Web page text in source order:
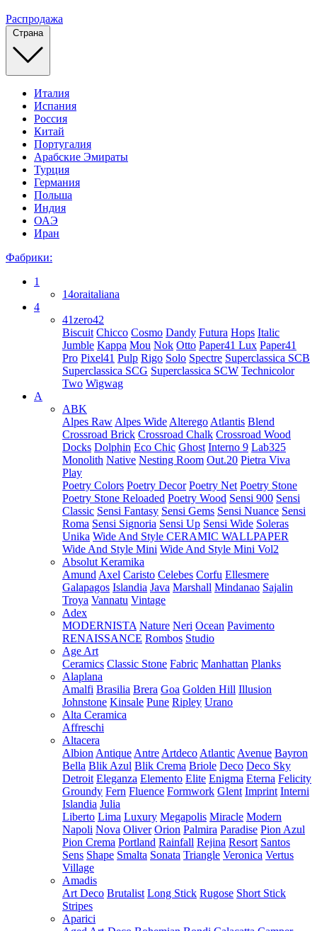
Распродажа
Страна
Италия
Испания
Россия
Китай
Португалия
Арабские Эмираты
Турция
Германия
Польша
Индия
ОАЭ
Иран
Фабрики:
1
14oraitaliana
4
41zero42
Biscuit Chicco Cosmo Dandy Futura Hops Italic
Jumble Kappa Mou Nok Otto Paper41 Lux Paper41
Pro Pixel41 Pulp Rigo Solo Spectre Superclassica SCB
Superclassica SCG Superclassica SCW Technicolor
Two Wigwag
A
ABK
Alpes Raw Alpes Wide Alterego Atlantis Blend
Crossroad Brick Crossroad Chalk Crossroad Wood
Docks Dolphin Eco Chic Ghost Interno 9 Lab325
Monolith Native Nesting Room Out.20 Pietra Viva
Play
Poetry Colors Poetry Decor Poetry Net Poetry Stone
Poetry Stone Reloaded Poetry Wood Sensi 900 Sensi
Classic Sensi Fantasy Sensi Gems Sensi Nuance Sensi
Roma Sensi Signoria Sensi Up Sensi Wide Soleras
Unika Wide And Style CERAMIC WALLPAPER
Wide And Style Mini Wide And Style Mini Vol2
Absolut Keramika
Amund Axel Caristo Celebes Corfu Ellesmere
Galapagos Islandia Java Marshall Mindanao Sajalin
Troya Vannatu Vintage
Adex
MODERNISTA Nature Neri Ocean Pavimento
RENAISSANCE Rombos Studio
Age Art
Ceramics Classic Stone Fabric Manhattan Planks
Alaplana
Amalfi Brasilia Brera Goa Golden Hill Illusion
Johnstone Kinsale Pune Ripley Urano
Alta Ceramica
Affreschi
Altacera
Albion Antique Antre Artdeco Atlantic Avenue Bayron
Bella Blik Azul Blik Crema Briole Deco Deco Sky
Detroit Eleganza Elemento Elite Enigma Eterna Felicity
Groundy Fern Fluence Formwork Glent Imprint Interni
Islandia Julia
Liberto Lima Luxury Megapolis Miracle Modern
Napoli Nova Oliver Orion Palmira Paradise Pion Azul
Pion Crema Portland Rainfall Rejina Resort Santos
Sens Shape Smalta Sonata Triangle Veronica Vertus
Village
Amadis
Art Deco Brutalist Long Stick Rugose Short Stick
Stripes
Aparici